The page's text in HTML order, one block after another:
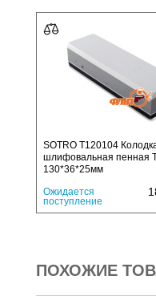
SOTRO T120104
шлифовальная пенная
130*36*25мм
Ожидается
поступление
ПОХОЖИЕ